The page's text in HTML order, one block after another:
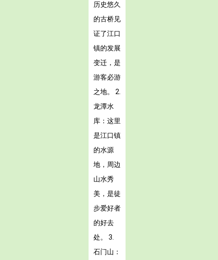
历史悠久
的古桥见
证了江口
镇的发展
变迁，是
游客必游
之地。 2.
龙潭水
库：这里
是江口镇
的水源
地，周边
山水秀
美，是徒
步爱好者
的好去
处。 3.
石门山：